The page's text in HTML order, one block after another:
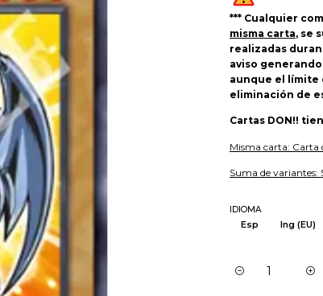
*** Cualquier
misma carta, se
realizadas
aviso
aunque el límite
eliminación de
Cartas DON!!
Misma carta: Carta
Suma de variantes:
IDIOMA
Esp
Ing (EU)
Cantidad